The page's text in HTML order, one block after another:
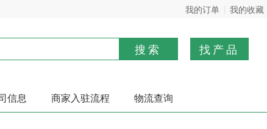
我的订单 我的收藏
搜索 找产品
信息 商家入驻流程 物流查询